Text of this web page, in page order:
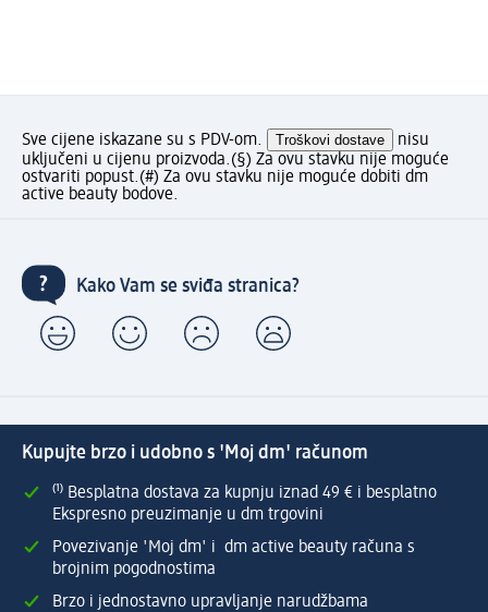
Sve cijene iskazane su s PDV-om. Troškovi dostave
nisu
uključeni u cijenu proizvoda.(§) Za ovu stavku nije moguće
ostvariti popust.(#) Za ovu stavku nije moguće dobiti dm
active beauty bodove.
Kako Vam se sviđa stranica?
Kupujte brzo i udobno s 'Moj dm' računom
⁽¹⁾ Besplatna dostava za kupnju iznad 49 € i besplatno
Ekspresno preuzimanje u dm trgovini
Povezivanje 'Moj dm' i dm active beauty računa s
brojnim pogodnostima
Brzo i jednostavno upravljanje narudžbama